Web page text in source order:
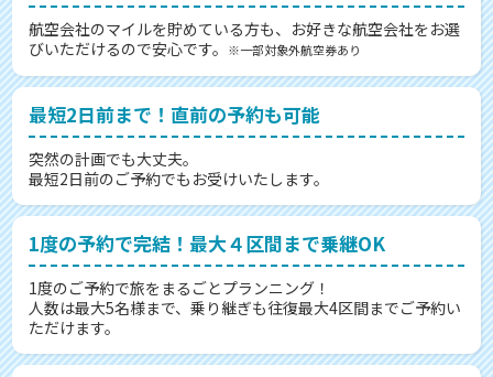
航空会社のマイルを貯めている方も、お好きな航空会社をお選
びいただけるので安心です。
※一部対象外航空券あり
最短2日前まで！直前の予約も可能
突然の計画でも大丈夫。
最短2日前のご予約でもお受けいたします。
1度の予約で完結！最大４区間まで乗継OK
1度のご予約で旅をまるごとプランニング！
人数は最大5名様まで、乗り継ぎも往復最大4区間までご予約い
ただけます。